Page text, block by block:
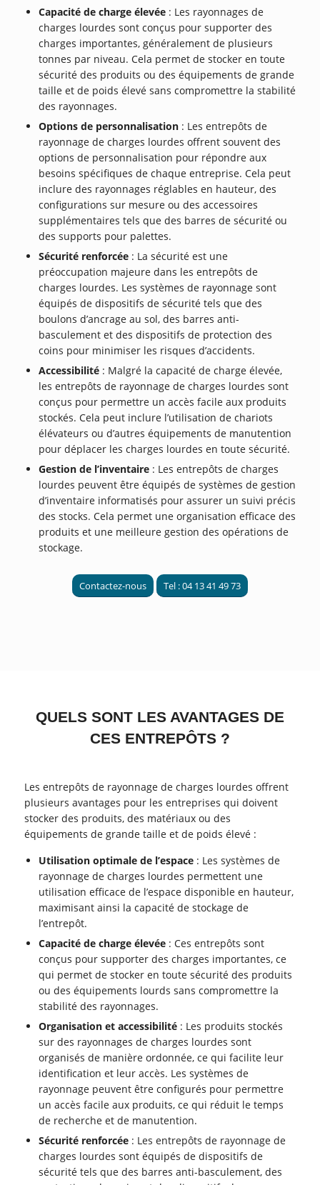
Capacité de charge élevée : Les rayonnages de
charges lourdes sont conçus pour supporter des
charges importantes, généralement de plusieurs
tonnes par niveau. Cela permet de stocker en toute
sécurité des produits ou des équipements de grande
taille et de poids élevé sans compromettre la stabilité
des rayonnages.
Options de personnalisation : Les entrepôts de
rayonnage de charges lourdes offrent souvent des
options de personnalisation pour répondre aux
besoins spécifiques de chaque entreprise. Cela peut
inclure des rayonnages réglables en hauteur, des
configurations sur mesure ou des accessoires
supplémentaires tels que des barres de sécurité ou
des supports pour palettes.
Sécurité renforcée : La sécurité est une
préoccupation majeure dans les entrepôts de
charges lourdes. Les systèmes de rayonnage sont
équipés de dispositifs de sécurité tels que des
boulons d’ancrage au sol, des barres anti-
basculement et des dispositifs de protection des
coins pour minimiser les risques d’accidents.
Accessibilité : Malgré la capacité de charge élevée,
les entrepôts de rayonnage de charges lourdes sont
conçus pour permettre un accès facile aux produits
stockés. Cela peut inclure l’utilisation de chariots
élévateurs ou d’autres équipements de manutention
pour déplacer les charges lourdes en toute sécurité.
Gestion de l’inventaire : Les entrepôts de charges
lourdes peuvent être équipés de systèmes de gestion
d’inventaire informatisés pour assurer un suivi précis
des stocks. Cela permet une organisation efficace des
produits et une meilleure gestion des opérations de
stockage.
Contactez-nous Tel : 04 13 41 49 73
QUELS SONT LES AVANTAGES DE
CES ENTREPÔTS ?
Les entrepôts de rayonnage de charges lourdes offrent
plusieurs avantages pour les entreprises qui doivent
stocker des produits, des matériaux ou des
équipements de grande taille et de poids élevé :
Utilisation optimale de l’espace : Les systèmes de
rayonnage de charges lourdes permettent une
utilisation efficace de l’espace disponible en hauteur,
maximisant ainsi la capacité de stockage de
l’entrepôt.
Capacité de charge élevée : Ces entrepôts sont
conçus pour supporter des charges importantes, ce
qui permet de stocker en toute sécurité des produits
ou des équipements lourds sans compromettre la
stabilité des rayonnages.
Organisation et accessibilité : Les produits stockés
sur des rayonnages de charges lourdes sont
organisés de manière ordonnée, ce qui facilite leur
identification et leur accès. Les systèmes de
rayonnage peuvent être configurés pour permettre
un accès facile aux produits, ce qui réduit le temps
de recherche et de manutention.
Sécurité renforcée : Les entrepôts de rayonnage de
charges lourdes sont équipés de dispositifs de
sécurité tels que des barres anti-basculement, des